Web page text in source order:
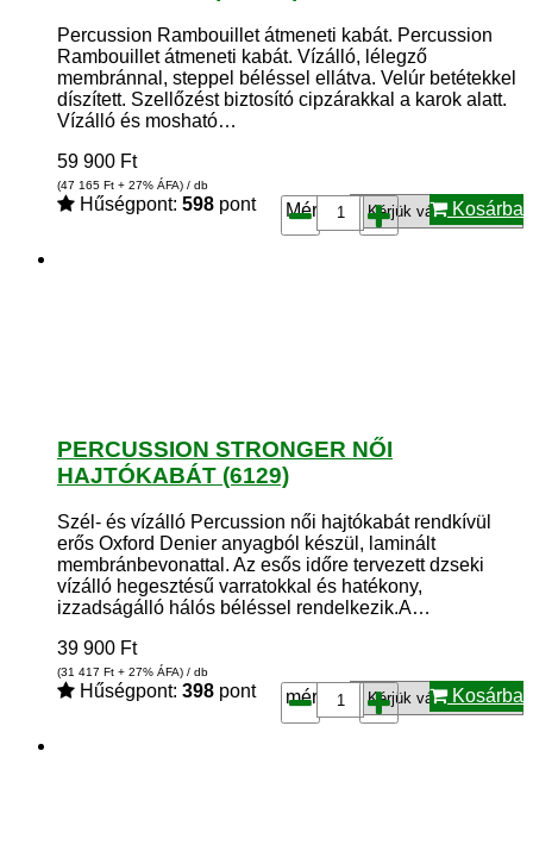
Percussion Rambouillet átmeneti kabát. Percussion
Rambouillet átmeneti kabát. Vízálló, lélegző
membránnal, steppel béléssel ellátva. Velúr betétekkel
díszített. Szellőzést biztosító cipzárakkal a karok alatt.
Vízálló és mosható…
59 900 Ft
(47 165 Ft + 27% ÁFA) / db
Hűségpont: 598 pont Méret*: Kosárba
PERCUSSION STRONGER NŐI
HAJTÓKABÁT (6129)
Szél- és vízálló Percussion női hajtókabát rendkívül
erős Oxford Denier anyagból készül, laminált
membránbevonattal. Az esős időre tervezett dzseki
vízálló hegesztésű varratokkal és hatékony,
izzadságálló hálós béléssel rendelkezik.A…
39 900 Ft
(31 417 Ft + 27% ÁFA) / db
Hűségpont: 398 pont méret*: Kosárba